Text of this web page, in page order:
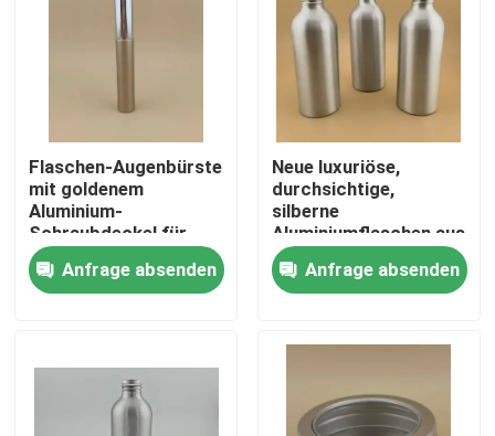
Produkte
Flaschen-Augenbürste
mit goldenem
Aluminium-
Schraubdeckel für
Frauen
Anfrage absenden
Neue luxuriöse,
durchsichtige,
silberne
Aluminiumflaschen aus
hochwertigen
kosmetischen
Aluminiumflaschen
Anfrage absenden